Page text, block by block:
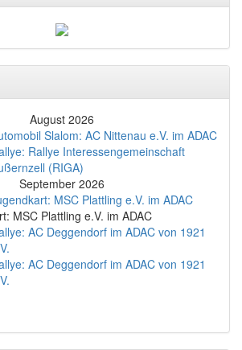
August 2026
Slalom: AC Nittenau e.V. im ADAC
Rallye Interessengemeinschaft
(RIGA)
September 2026
MSC Plattling e.V. im ADAC
MSC Plattling e.V. im ADAC
AC Deggendorf im ADAC von 1921
AC Deggendorf im ADAC von 1921